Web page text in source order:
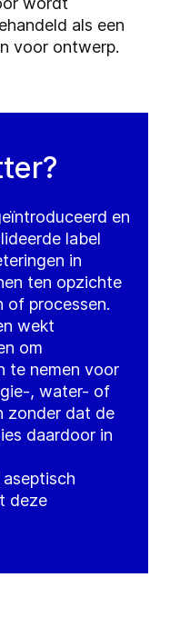
als een
voor ontwerp.
en
label
in
ten opzichte
of processen.
wekt
om
te nemen voor
, water- of
zonder dat de
daardoor in
deze